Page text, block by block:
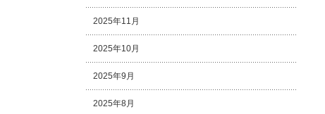
2025年11月
2025年10月
2025年9月
2025年8月